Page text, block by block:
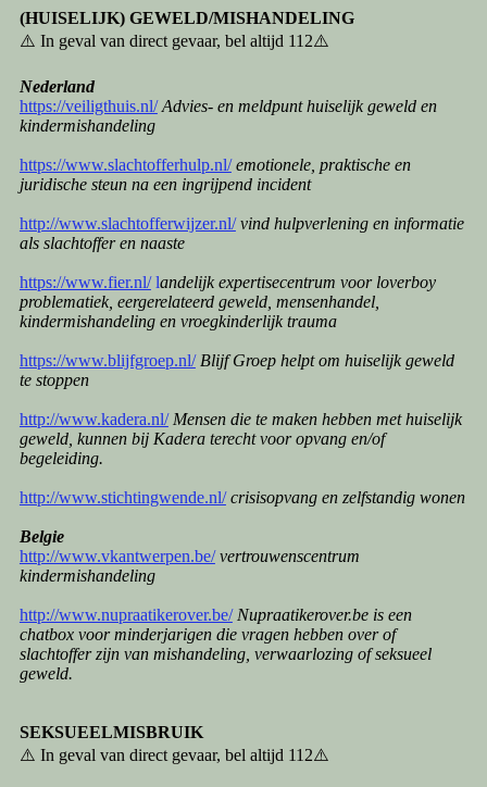
(HUISELIJK) GEWELD/MISHANDELING
⚠️ In geval van direct gevaar, bel altijd 112⚠️
Nederland
https://veiligthuis.nl/ Advies- en meldpunt huiselijk geweld en
kindermishandeling
https://www.slachtofferhulp.nl/ emotionele, praktische en
juridische steun na een ingrijpend incident
http://www.slachtofferwijzer.nl/ vind hulpverlening en informatie
als slachtoffer en naaste
https://www.fier.nl/landelijk expertisecentrum voor loverboy
problematiek, eergerelateerd geweld, mensenhandel,
kindermishandeling en vroegkinderlijk trauma
https://www.blijfgroep.nl/ Blijf Groep helpt om huiselijk geweld
te stoppen
http://www.kadera.nl/ Mensen die te maken hebben met huiselijk
geweld, kunnen bij Kadera terecht voor opvang en/of
begeleiding.
http://www.stichtingwende.nl/ crisisopvang en zelfstandig wonen
Belgie
http://www.vkantwerpen.be/ vertrouwenscentrum
kindermishandeling
http://www.nupraatikerover.be/ Nupraatikerover.be is een
chatbox voor minderjarigen die vragen hebben over of
slachtoffer zijn van mishandeling, verwaarlozing of seksueel
geweld.
SEKSUEELMISBRUIK
⚠️ In geval van direct gevaar, bel altijd 112⚠️